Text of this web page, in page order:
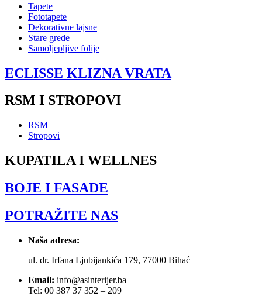
Tapete
Fototapete
Dekorativne lajsne
Stare grede
Samoljepljive folije
ECLISSE KLIZNA VRATA
RSM I STROPOVI
RSM
Stropovi
KUPATILA I WELLNES
BOJE I FASADE
POTRAŽITE NAS
Naša adresa:
ul. dr. Irfana Ljubijankića 179, 77000 Bihać
Email: info@asinterijer.ba
Tel: 00 387 37 352 – 209